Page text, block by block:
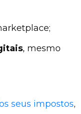
, mesmo
seus impostos,